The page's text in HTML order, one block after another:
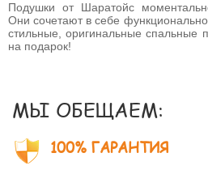
Подушки от Шаратойс
Они сочетают в себе
стильные, оригинальные спальные
на подарок!
МЫ ОБЕЩАЕМ:
100% ГАРАНТИЯ